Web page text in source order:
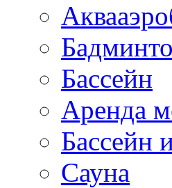
Бассейн
Аренда
Бассейн
Сауна